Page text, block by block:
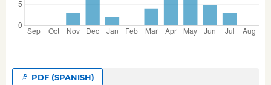
PDF (SPANISH)